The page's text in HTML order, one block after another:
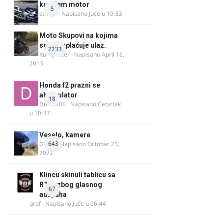
5
kupujem motor
strugo · Napisano Juče u 10:53
2233
Moto Skupovi na kojima
se ne naplaćuje ulaz.
Kum_Mixer · NapisanoApril 16,
2013
18
Honda f2 prazni se
akomulator
Dule1406 · NapisanoČetvrtak
u 10:37
643
Veselo, kamere
GR 46· NapisanoOctobar 25,
2022
67
Klincu skinuli tablicu sa
R125 zbog glasnog
auspuha
grof· Napisano Juče u 06:44